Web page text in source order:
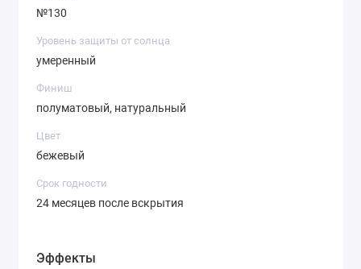
№130
Уровень защиты от солнца
умеренный
Финиш
полуматовый, натуральный
Цвет
бежевый
Срок годности
24 месяцев после вскрытия
Эффекты